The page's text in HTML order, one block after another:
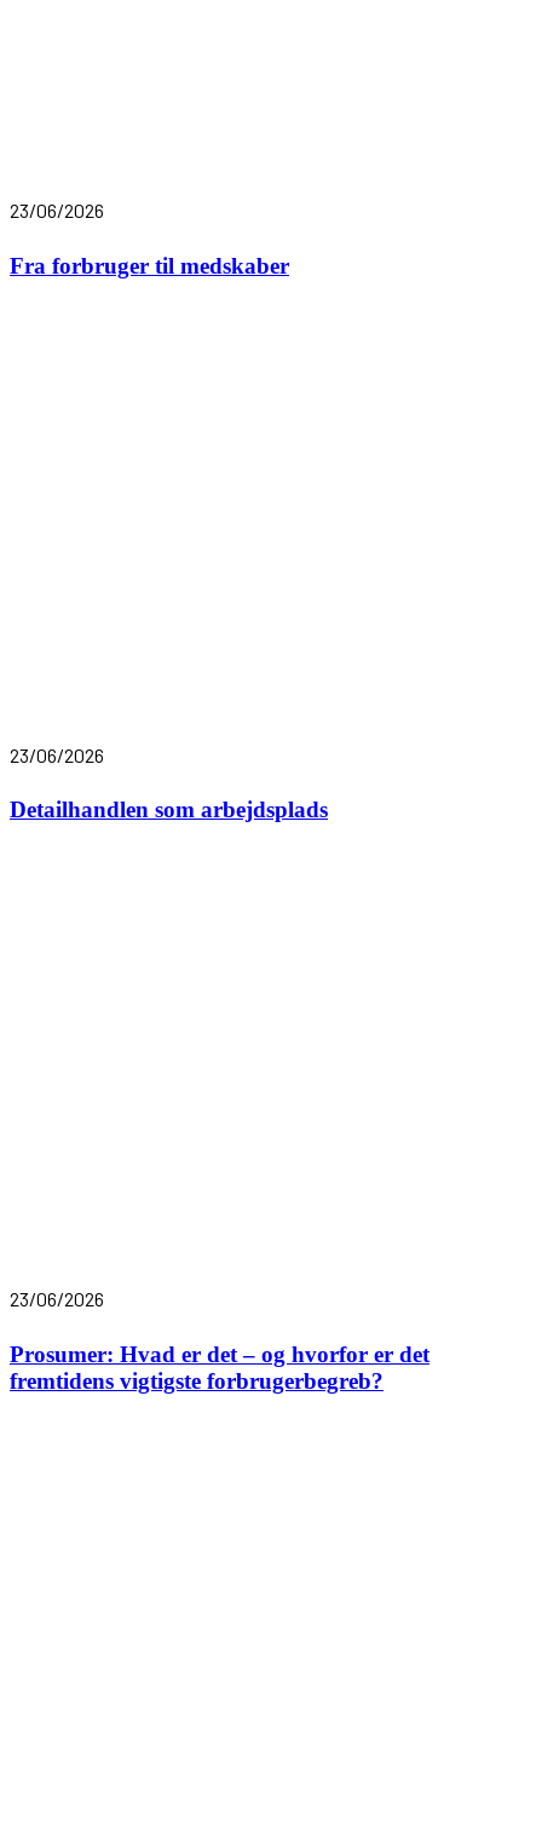
23/06/2026
Fra forbruger til medskaber
23/06/2026
Detailhandlen som arbejdsplads
23/06/2026
Prosumer: Hvad er det – og hvorfor er det
fremtidens vigtigste forbrugerbegreb?